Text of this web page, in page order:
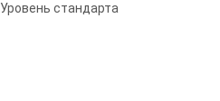
Уровень стандарта